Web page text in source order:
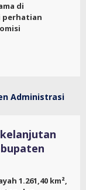
di
perhatian
1.261,40 km²,